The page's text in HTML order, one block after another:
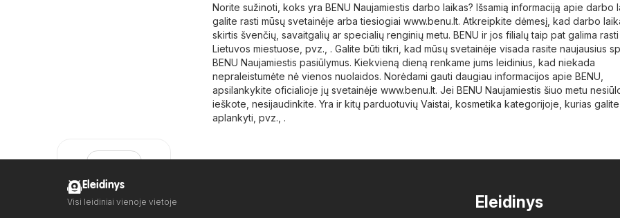
Norite sužinoti, koks yra BENU Naujamiestis darbo laikas? Išsamią informaciją apie darbo
galite rasti mūsų svetainėje arba tiesiogiai www.benu.lt. Atkreipkite dėmesį, kad darbo
skirtis švenčių, savaitgalių ar specialių renginių metu. BENU ir jos filialų taip pat galima
Lietuvos miestuose, pvz., . Galite būti tikri, kad mūsų svetainėje visada rasite naujausius
BENU Naujamiestis pasiūlymus. Kiekvieną dieną renkame jums leidinius, kad niekada
nepraleistumėte nė vienos nuolaidos. Norėdami gauti daugiau informacijos apie BENU,
apsilankykite oficialioje jų svetainėje www.benu.lt. Jei BENU Naujamiestis šiuo metu
ieškote, nesijaudinkite. Yra ir kitų parduotuvių Vaistai, kosmetika kategorijoje, kurias galite
aplankyti, pvz., .
Eleidinys
Eleidinys
Visi leidiniai vienoje vietoje